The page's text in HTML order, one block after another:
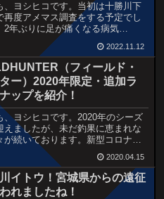
、ヨシヒコです。当初は十勝川下
再度アメマス調査をする予定でし
2年ぶりに足が痛くなる病気
・とりあえず朝イチの釣りは諦め
きてから考えようという結論。起
のは5時。症状は軽いけど現地でど
ならなくなったら困る...
2022.11.12
（フィールド・
ー）2020年限定・追加ラ
ップを紹介！
、ヨシヒコです。2020年のシーズ
えましたが、未だ釣果に恵まれな
が続いております。新型コロナウ
の影響によって三密を避けた行動
ように言われていますが、トラウ
も同様に僕の近くは避けているよ
ね。収束までに...
2020.04.15
イトウ！宮城県からの遠征
れましたね！